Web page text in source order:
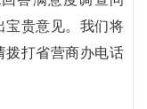
宝贵意见。我们将
拨打省营商办电话